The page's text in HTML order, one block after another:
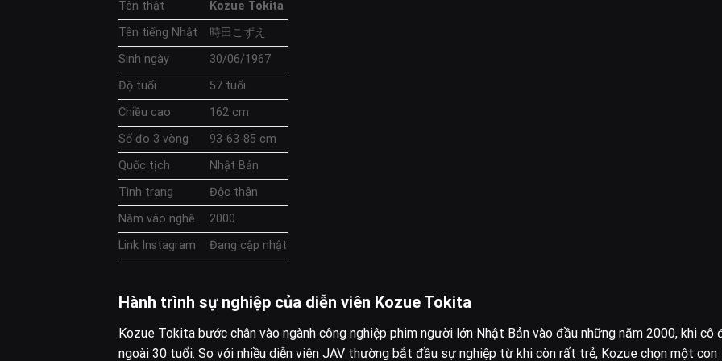
Tên thật
Kozue Tokita
Tên tiếng Nhật
時田こずえ
Sinh ngày
30/06/1967
Độ tuổi
57 tuổi
Chiều cao
162 cm
Số đo 3 vòng
93-63-85 cm
Quốc tịch
Nhật Bản
Tình trạng
Độc thân
Năm vào nghề
2000
Link Instagram
Đang cập nhật
Hành trình sự nghiệp của diễn viên Kozue Tokita
Kozue Tokita bước chân vào ngành công nghiệp phim người lớn Nhật Bản vào đầu những năm 2000, khi cô
ngoài 30 tuổi. So với nhiều diễn viên JAV thường bắt đầu sự nghiệp từ khi còn rất trẻ, Kozue chọn một con